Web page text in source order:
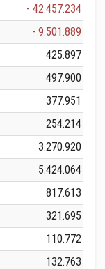
- 42.457.234
- 9.501.889
425.897
497.900
377.951
254.214
3.270.920
5.424.064
817.613
321.695
110.772
132.763